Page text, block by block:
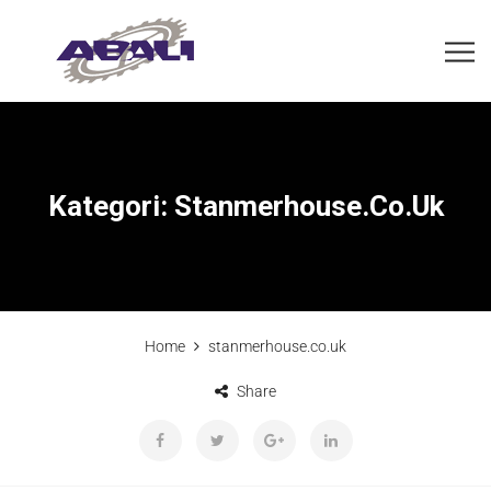
Kategori: Stanmerhouse.co.uk
Home stanmerhouse.co.uk
Share